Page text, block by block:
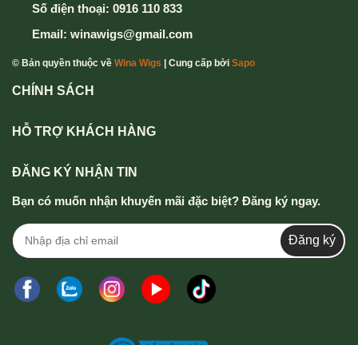
Số điện thoại: 0916 110 833
Email: winawigs@gmail.com
© Bản quyền thuộc về Wina Wigs | Cung cấp bởi Sapo
CHÍNH SÁCH
HỖ TRỢ KHÁCH HÀNG
ĐĂNG KÝ NHẬN TIN
Bạn có muốn nhận khuyến mãi đặc biệt? Đăng ký ngay.
Đăng ký